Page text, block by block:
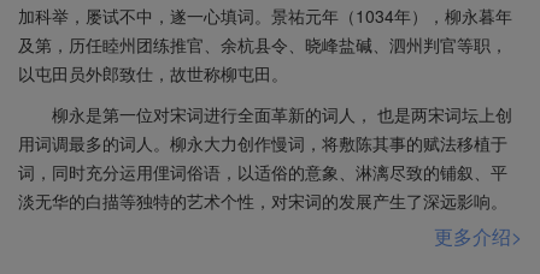
加科举，屡试不中，遂一心填词。景祐元年（1034年），柳永暮年
及第，历任睦州团练推官、余杭县令、晓峰盐碱、泗州判官等职，
以屯田员外郎致仕，故世称柳屯田。
柳永是第一位对宋词进行全面革新的词人， 也是两宋词坛上创
用词调最多的词人。柳永大力创作慢词，将敷陈其事的赋法移植于
词，同时充分运用俚词俗语，以适俗的意象、淋漓尽致的铺叙、平
淡无华的白描等独特的艺术个性，对宋词的发展产生了深远影响。
更多介绍>